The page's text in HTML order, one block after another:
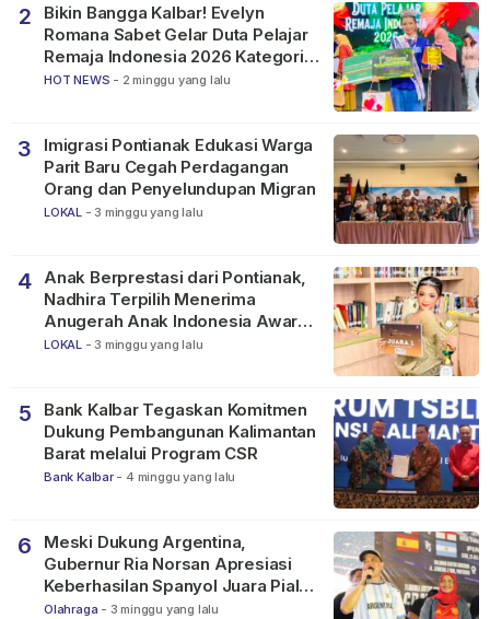
2
Bikin Bangga Kalbar! Evelyn
Romana Sabet Gelar Duta Pelajar
Remaja Indonesia 2026 Kategori
SMP
HOT NEWS - 2 minggu yang lalu
3
Imigrasi Pontianak Edukasi Warga
Parit Baru Cegah Perdagangan
Orang dan Penyelundupan Migran
LOKAL - 3 minggu yang lalu
4
Anak Berprestasi dari Pontianak,
Nadhira Terpilih Menerima
Anugerah Anak Indonesia Awards
2026
LOKAL - 3 minggu yang lalu
5
Bank Kalbar Tegaskan Komitmen
Dukung Pembangunan Kalimantan
Barat melalui Program CSR
Bank Kalbar - 4 minggu yang lalu
6
Meski Dukung Argentina,
Gubernur Ria Norsan Apresiasi
Keberhasilan Spanyol Juara Piala
Dunia FIFA 2026
Olahraga - 3 minggu yang lalu